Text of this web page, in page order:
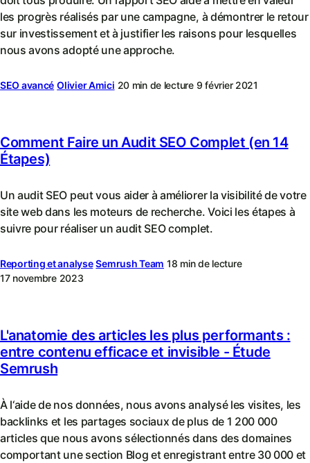
les progrès réalisés par une campagne, à démontrer le retour
sur investissement et à justifier les raisons pour lesquelles
nous avons adopté une approche.
SEO avancé Olivier Amici 20 min de lecture 9 février 2021
Comment Faire un Audit SEO Complet (en 14
Étapes)
Un audit SEO peut vous aider à améliorer la visibilité de votre
site web dans les moteurs de recherche. Voici les étapes à
suivre pour réaliser un audit SEO complet.
Reporting et analyse Semrush Team 18 min de lecture
17 novembre 2023
L'anatomie des articles les plus performants :
entre contenu efficace et invisible - Étude
Semrush
À l‘aide de nos données, nous avons analysé les visites, les
backlinks et les partages sociaux de plus de 1 200 000
articles que nous avons sélectionnés dans des domaines
comportant une section Blog et enregistrant entre 30 000 et